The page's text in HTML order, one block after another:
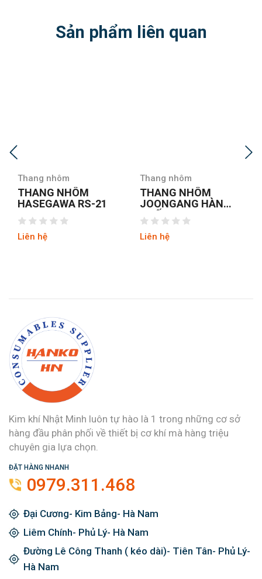
Sản phẩm liên quan
Thang nhôm
THANG NHÔM
HASEGAWA RS-21
Liên hệ
Thang nhôm
THANG NHÔM
JOONGANG HÀN
QUỐC JALS-53
Liên hệ
Kim khí Nhật Minh luôn tự hào là 1 trong những cơ sở
hàng đầu phân phối về thiết bị cơ khí mà hàng triệu
chuyên gia lựa chọn.
ĐẶT HÀNG NHANH
0979.311.468
Đại Cương- Kim Bảng- Hà Nam
Liêm Chính- Phủ Lý- Hà Nam
Đường Lê Công Thanh ( kéo dài)- Tiên Tân- Phủ Lý-
Hà Nam